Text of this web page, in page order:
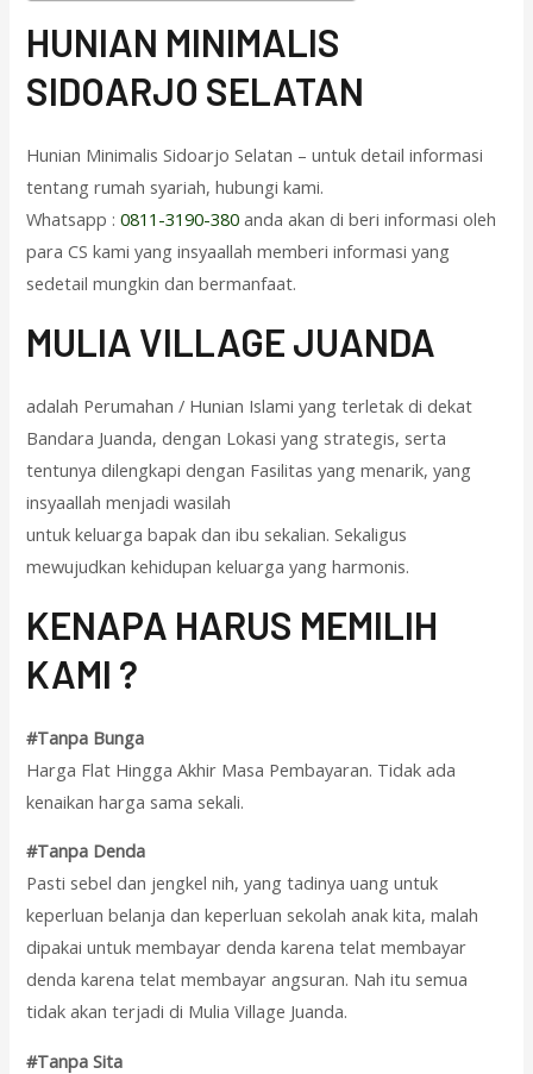
HUNIAN MINIMALIS
SIDOARJO SELATAN
Hunian Minimalis Sidoarjo Selatan – untuk detail informasi
tentang rumah syariah, hubungi kami.
Whatsapp :0811-3190-380 anda akan di beri informasi oleh
para CS kami yang insyaallah memberi informasi yang
sedetail mungkin dan bermanfaat.
MULIA VILLAGE JUANDA
adalah Perumahan / Hunian Islami yang terletak di dekat
Bandara Juanda, dengan Lokasi yang strategis, serta
tentunya dilengkapi dengan Fasilitas yang menarik, yang
insyaallah menjadi wasilah
untuk keluarga bapak dan ibu sekalian. Sekaligus
mewujudkan kehidupan keluarga yang harmonis.
KENAPA HARUS MEMILIH
KAMI ?
#Tanpa Bunga
Harga Flat Hingga Akhir Masa Pembayaran. Tidak ada
kenaikan harga sama sekali.
#Tanpa Denda
Pasti sebel dan jengkel nih, yang tadinya uang untuk
keperluan belanja dan keperluan sekolah anak kita, malah
dipakai untuk membayar denda karena telat membayar
denda karena telat membayar angsuran. Nah itu semua
tidak akan terjadi di Mulia Village Juanda.
#Tanpa Sita